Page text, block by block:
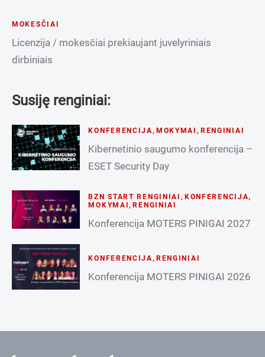
MOKESČIAI
Licenzija / mokesčiai prekiaujant juvelyriniais
dirbiniais
Susiję renginiai:
KONFERENCIJA , MOKYMAI , RENGINIAI
Kibernetinio saugumo konferencija –
ESET Security Day
BZN START RENGINIAI , KONFERENCIJA,
MOKYMAI ,RENGINIAI
Konferencija MOTERS PINIGAI 2027
KONFERENCIJA , RENGINIAI
Konferencija MOTERS PINIGAI 2026